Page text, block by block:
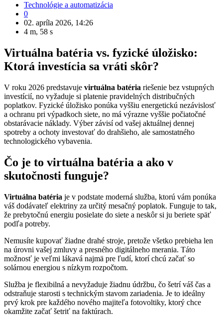
Technológie a automatizácia
0
02. apríla 2026, 14:26
4 m, 58 s
Virtuálna batéria vs. fyzické úložisko:
Ktorá investícia sa vráti skôr?
V roku 2026 predstavuje virtuálna batéria riešenie bez vstupných
investícií, no vyžaduje si platenie pravidelných distribučných
poplatkov. Fyzické úložisko ponúka vyššiu energetickú nezávislosť
a ochranu pri výpadkoch siete, no má výrazne vyššie počiatočné
obstarávacie náklady. Výber závisí od vašej aktuálnej dennej
spotreby a ochoty investovať do drahšieho, ale samostatného
technologického vybavenia.
Čo je to virtuálna batéria a ako v
skutočnosti funguje?
Virtuálna batéria je v podstate moderná služba, ktorú vám ponúka
váš dodávateľ elektriny za určitý mesačný poplatok. Funguje to tak,
že prebytočnú energiu posielate do siete a neskôr si ju beriete späť
podľa potreby.
Nemusíte kupovať žiadne drahé stroje, pretože všetko prebieha len
na úrovni vašej zmluvy a presného digitálneho merania. Táto
možnosť je veľmi lákavá najmä pre ľudí, ktorí chcú začať so
solárnou energiou s nízkym rozpočtom.
Služba je flexibilná a nevyžaduje žiadnu údržbu, čo šetrí váš čas a
odstraňuje starosti s technickým stavom zariadenia. Je to ideálny
prvý krok pre každého nového majiteľa fotovoltiky, ktorý chce
okamžite začať šetriť na faktúrach.